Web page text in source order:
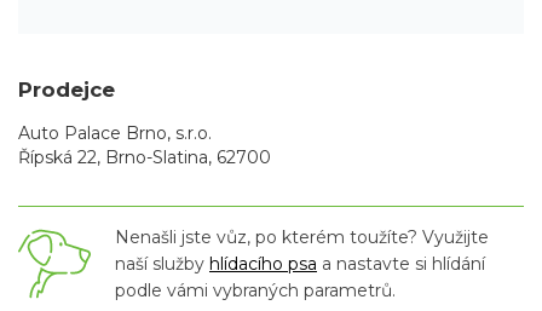
Prodejce
Auto Palace Brno, s.r.o.
Řípská 22, Brno-Slatina, 62700
Nenašli jste vůz, po kterém toužíte? Využijte
naší služby hlídacího psa a nastavte si hlídání
podle vámi vybraných parametrů.